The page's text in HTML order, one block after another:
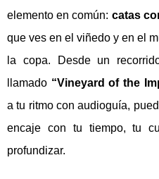
elemento en común: catas
que ves en el viñedo y en el
la copa. Desde un
llamado “Vineyard of the
a tu ritmo con audioguía,
encaje con tu tiempo, tu
profundizar.